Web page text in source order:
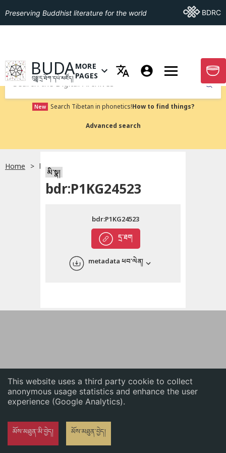
This website uses a third party cookie to collect
anonymous usage statistics and enhance the user
experience (Google Analytics).
མོས་མཐུན་མི་བྱེད། མོས་མཐུན་བྱེད།
English
Preserving Buddhist literature for the world Go ToBDRC
GO TO HOMEPAGE
BUDA
བུདྡྷ་དྲ་ཐོག་དཔེ་མཛོད།
OPEN MENU OF MORE PAGES
MORE
PAGES
GO
Submit
New Search Tibetan in phonetics!How to find things?
Advanced search
Home bdr:P1KG24523
མི་སྣ།
bdr:P1KG24523
དྲ་ཐག
bdr:P1KG24523
metadata ཕབ་ལེན།